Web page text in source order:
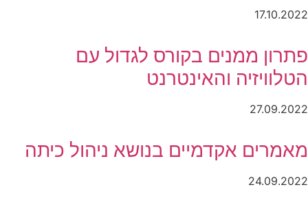
17.10.2022
פתרון ממנים בקורס לגדול עם
הטלוויזיה והאינטרנט
27.09.2022
מאמרים אקדמיים בנושא ניהול כיתה
24.09.2022